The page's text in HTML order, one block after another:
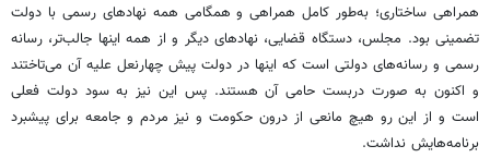
همراهی ساختاری؛ به‌طور کامل همراهی و همگامی همه نهادهای رسمی با دولت
تضمینی بود. مجلس، دستگاه قضایی، نهادهای دیگر و از همه اینها جالب‌تر، رسانه
رسمی و رسانه‌های دولتی است که اینها در دولت پیش چهارنعل علیه آن می‌تاختند
و اکنون به صورت دربست حامی آن هستند. پس این نیز به سود دولت فعلی
است و از این رو هیچ مانعی از درون حکومت و نیز مردم و جامعه برای پیشبرد
برنامه‌هایش نداشت.